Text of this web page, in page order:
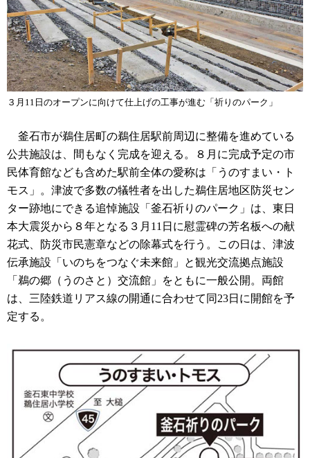
３月11日のオープンに向けて仕上げの工事が進む「祈りのパーク」
釜石市が鵜住居町の鵜住居駅前周辺に整備を進めている
公共施設は、間もなく完成を迎える。８月に完成予定の市
民体育館なども含めた駅前全体の愛称は「うのすまい・ト
モス」。津波で多数の犠牲者を出した鵜住居地区防災セン
ター跡地にできる追悼施設「釜石祈りのパーク」は、東日
本大震災から８年となる３月11日に慰霊碑の芳名板への献
花式、防災市民憲章などの除幕式を行う。この日は、津波
伝承施設「いのちをつなぐ未来館」と観光交流拠点施設
「鵜の郷（うのさと）交流館」をともに一般公開。両館
は、三陸鉄道リアス線の開通に合わせて同23日に開館を予
定する。